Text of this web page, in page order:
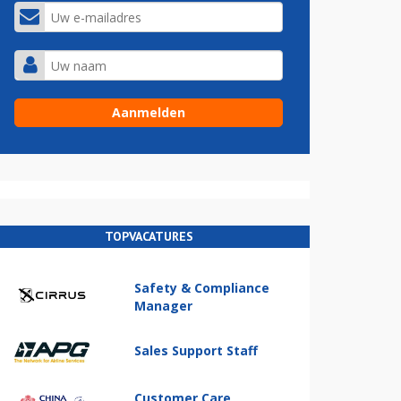
TOPVACATURES
Safety & Compliance
Manager
Sales Support Staff